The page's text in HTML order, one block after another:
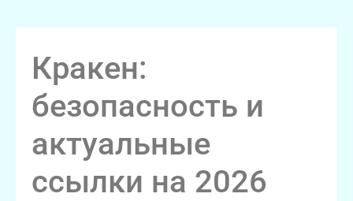
Кракен:
безопасность и
актуальные
ссылки на 2026